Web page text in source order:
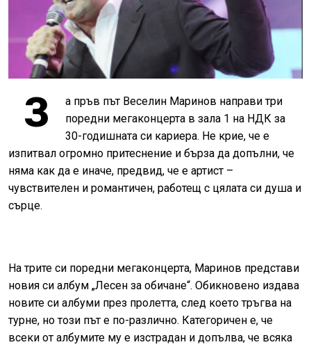
З
а пръв път Веселин Маринов направи три
поредни мегаконцерта в зала 1 на НДК за
30-годишната си кариера. Не крие, че е
изпитвал огромно притеснение и бърза да допълни, че
няма как да е иначе, предвид, че е артист –
чувствителен и романтичен, работещ с цялата си душа и
сърце.
На трите си поредни мегаконцерта, Маринов представи
новия си албум „Лесен за обичане“. Обикновено издава
новите си албуми през пролетта, след което тръгва на
турне, но този път е по-различно. Категоричен е, че
всеки от албумите му е изстрадан и допълва, че всяка